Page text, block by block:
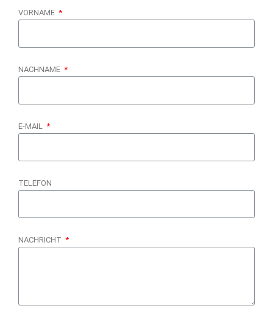
VORNAME
NACHNAME
E-MAIL
TELEFON
NACHRICHT